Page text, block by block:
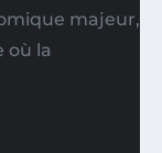
majeur,
où la